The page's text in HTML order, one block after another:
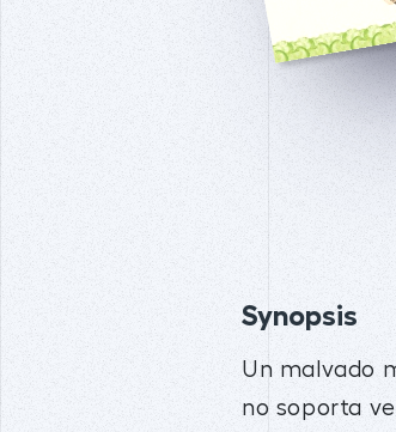
Synopsis
Un malvado
no soporta